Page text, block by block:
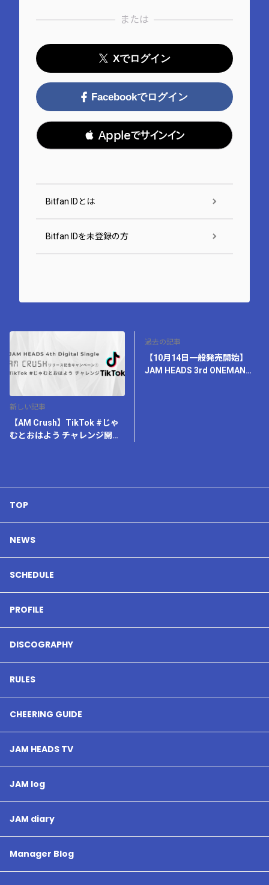
または
Xでログイン
Facebookでログイン
 Appleでサインイン
Bitfan IDとは
Bitfan IDを未登録の方
新しい記事
【AM Crush】TikTok #じゃ
むとおはよう チャレンジ開催
過去の記事
【10月14日一般発売開始】
JAM HEADS 3rd ONEMAN
TOP
NEWS
SCHEDULE
PROFILE
DISCOGRAPHY
RULES
CHEERING GUIDE
JAM HEADS TV
JAM log
JAM diary
Manager Blog